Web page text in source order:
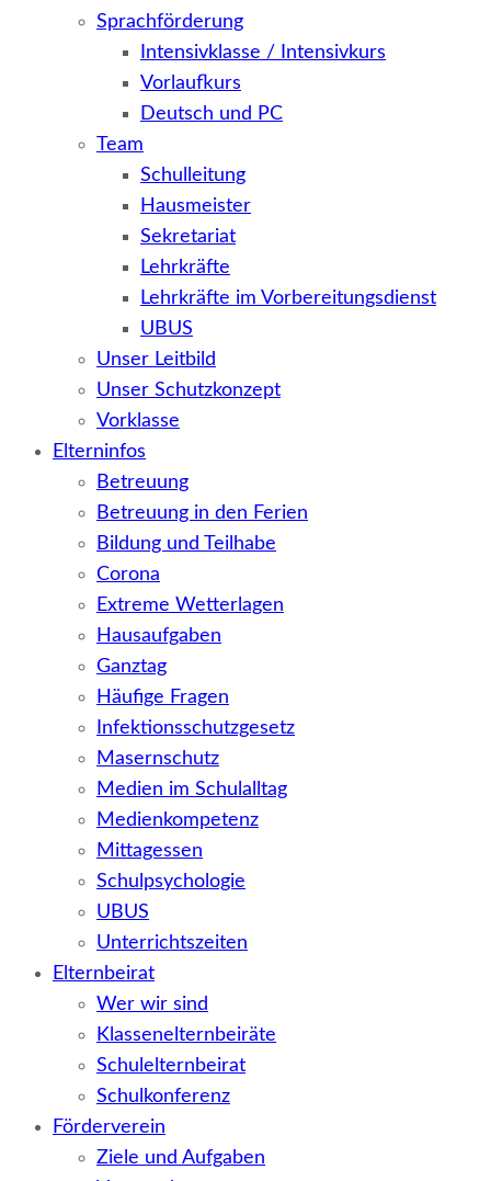
Sprachförderung
Intensivklasse / Intensivkurs
Vorlaufkurs
Deutsch und PC
Team
Schulleitung
Hausmeister
Sekretariat
Lehrkräfte
Lehrkräfte im Vorbereitungsdienst
UBUS
Unser Leitbild
Unser Schutzkonzept
Vorklasse
Elterninfos
Betreuung
Betreuung in den Ferien
Bildung und Teilhabe
Corona
Extreme Wetterlagen
Hausaufgaben
Ganztag
Häufige Fragen
Infektionsschutzgesetz
Masernschutz
Medien im Schulalltag
Medienkompetenz
Mittagessen
Schulpsychologie
UBUS
Unterrichtszeiten
Elternbeirat
Wer wir sind
Klassenelternbeiräte
Schulelternbeirat
Schulkonferenz
Förderverein
Ziele und Aufgaben